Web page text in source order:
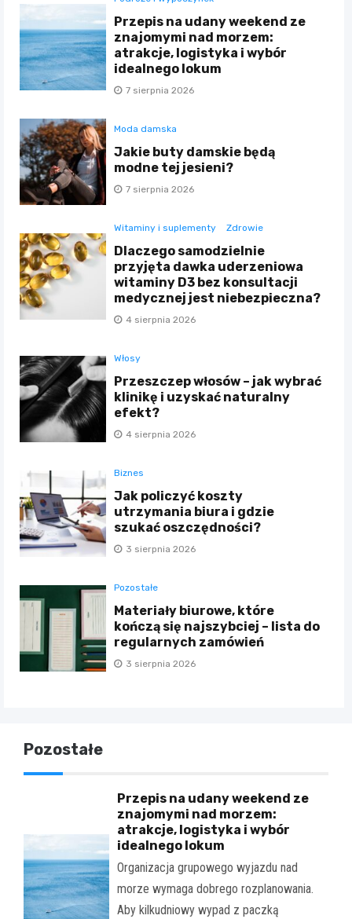
Przepis na udany weekend ze
znajomymi nad morzem:
atrakcje, logistyka i wybór
idealnego lokum
7 sierpnia 2026
Moda damska
Jakie buty damskie będą
modne tej jesieni?
7 sierpnia 2026
Witaminy i suplementy Zdrowie
Dlaczego samodzielnie
przyjęta dawka uderzeniowa
witaminy D3 bez konsultacji
medycznej jest niebezpieczna?
4 sierpnia 2026
Włosy
Przeszczep włosów – jak wybrać
klinikę i uzyskać naturalny
efekt?
4 sierpnia 2026
Biznes
Jak policzyć koszty
utrzymania biura i gdzie
szukać oszczędności?
3 sierpnia 2026
Pozostałe
Materiały biurowe, które
kończą się najszybciej – lista do
regularnych zamówień
3 sierpnia 2026
Pozostałe
Przepis na udany weekend ze
znajomymi nad morzem:
atrakcje, logistyka i wybór
idealnego lokum
Organizacja grupowego wyjazdu nad
morze wymaga dobrego rozplanowania.
Aby kilkudniowy wypad z paczką